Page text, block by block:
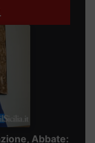
Abbate: